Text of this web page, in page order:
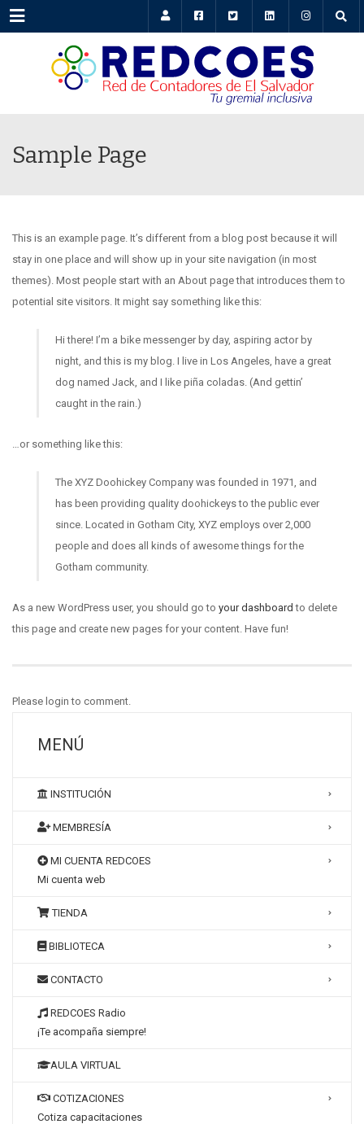
Menu
Sample Page
This is an example page. It’s different from a blog post because it will
stay in one place and will show up in your site navigation (in most
themes). Most people start with an About page that introduces them to
potential site visitors. It might say something like this:
Hi there! I’m a bike messenger by day, aspiring actor by
night, and this is my blog. I live in Los Angeles, have a great
dog named Jack, and I like piña coladas. (And gettin’
caught in the rain.)
…or something like this:
The XYZ Doohickey Company was founded in 1971, and
has been providing quality doohickeys to the public ever
since. Located in Gotham City, XYZ employs over 2,000
people and does all kinds of awesome things for the
Gotham community.
As a new WordPress user, you should go to your dashboard to delete
this page and create new pages for your content. Have fun!
Please login to comment.
MENÚ
INSTITUCIÓN
MEMBRESÍA
MI CUENTA REDCOES
Mi cuenta web
TIENDA
BIBLIOTECA
CONTACTO
REDCOES Radio
¡Te acompaña siempre!
AULA VIRTUAL
COTIZACIONES
Cotiza capacitaciones